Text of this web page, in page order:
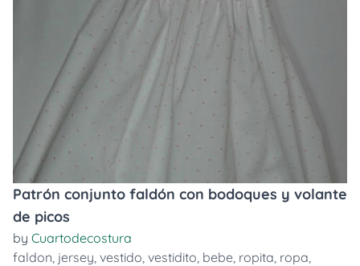
Patrón conjunto faldón con bodoques y volante
de picos
by Cuartodecostura
faldon, jersey, vestido, vestidito, bebe, ropita, ropa,